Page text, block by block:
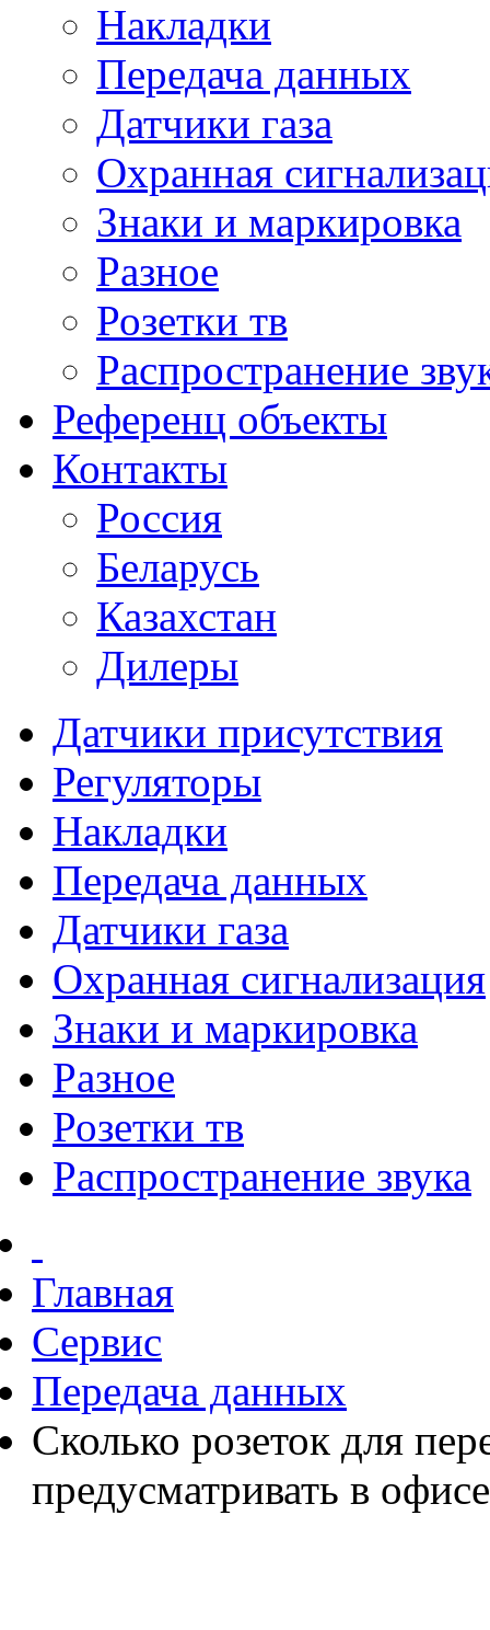
Накладки
Передача данных
Датчики газа
Охранная
Знаки и маркировка
Разное
Розетки тв
Распространение
Референц объекты
Контакты
Россия
Беларусь
Казахстан
Дилеры
Датчики присутствия
Регуляторы
Накладки
Передача данных
Датчики газа
Охранная сигнализация
Знаки и маркировка
Разное
Розетки тв
Распространение звука
Главная
Сервис
Передача данных
Сколько розеток для
предусматривать в